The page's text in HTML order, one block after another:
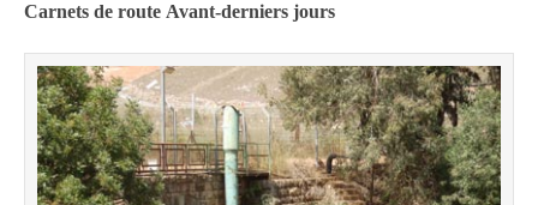
Carnets de route Avant-derniers jours